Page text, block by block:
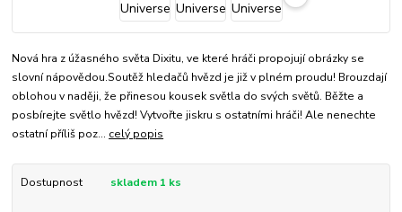
Nová hra z úžasného světa Dixitu, ve které hráči propojují obrázky se
slovní nápovědou.Soutěž hledačů hvězd je již v plném proudu! Brouzdají
oblohou v naději, že přinesou kousek světla do svých světů. Běžte a
posbírejte světlo hvězd! Vytvořte jiskru s ostatními hráči! Ale nenechte
ostatní příliš poz... celý popis
Dostupnost skladem 1 ks